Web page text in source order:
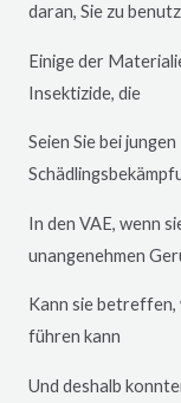
daran, Sie zu
Einige der
Insektizide, die
Seien Sie bei
In den VAE, wenn
unangenehmen
Kann sie betreffen,
führen kann
Und deshalb